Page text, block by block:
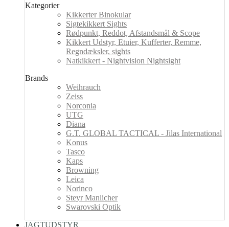
Kategorier
Kikkerter Binokular
Sigtekikkert Sights
Rødpunkt, Reddot, Afstandsmål & Scope
Kikkert Udstyr, Etuier, Kufferter, Remme,
Regndæksler, sights
Natkikkert - Nightvision Nightsight
Brands
Weihrauch
Zeiss
Norconia
UTG
Diana
G.T. GLOBAL TACTICAL - Jilas International
Konus
Tasco
Kaps
Browning
Leica
Norinco
Steyr Manlicher
Swarovski Optik
JAGTUDSTYR